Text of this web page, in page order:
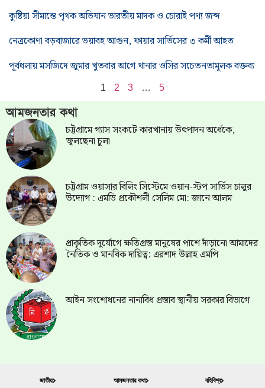
কুষ্টিয়া সীমান্তে পৃথক অভিযান ভারতীয় মাদক ও চোরাই পণ্য জব্দ
নেত্রকোণা বড়বাজারে ভয়াবহ আগুন, ফায়ার সার্ভিসের ৩ কর্মী আহত
পূর্বধলায় মসজিদে জুমার খুতবার আগে থানার ওসির সচেতনতামূলক বক্তব্য
1 2 3 … 5
আমজনতার কথা
চট্টগ্রামে গ্যাস সংকটে কারখানায় উৎপাদন অর্ধেকে,
জ্বলছেনা চুলা
চট্টগ্রাম ওয়াসার বিলিং সিস্টেমে ওয়ান-স্টপ সার্ভিস চালুর
উদ্যোগ : এমডি প্রকৌশলী সেলিম মো: জানে আলম
প্রাকৃতিক দুর্যোগে ক্ষতিগ্রস্ত মানুষের পাশে দাঁড়ানো আমাদের
নৈতিক ও মানবিক দায়িত্ব: এরশাদ উল্লাহ এমপি
আইন সংশোধনের নানাবিধ প্রস্তাব স্থানীয় সরকার বিভাগে
জাতীয় আমজনতার কথা বহিবিশ্ব